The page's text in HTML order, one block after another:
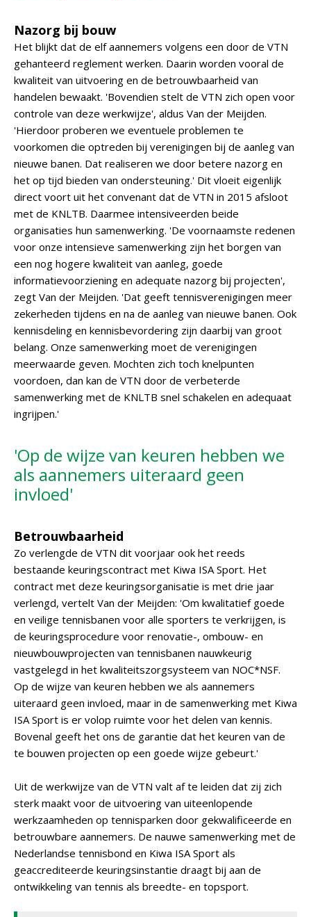
Nazorg bij bouw
Het blijkt dat de elf aannemers volgens een door de VTN
gehanteerd reglement werken. Daarin worden vooral de
kwaliteit van uitvoering en de betrouwbaarheid van
handelen bewaakt. 'Bovendien stelt de VTN zich open voor
controle van deze werkwijze', aldus Van der Meijden.
'Hierdoor proberen we eventuele problemen te
voorkomen die optreden bij verenigingen bij de aanleg van
nieuwe banen. Dat realiseren we door betere nazorg en
het op tijd bieden van ondersteuning.' Dit vloeit eigenlijk
direct voort uit het convenant dat de VTN in 2015 afsloot
met de KNLTB. Daarmee intensiveerden beide
organisaties hun samenwerking. 'De voornaamste redenen
voor onze intensieve samenwerking zijn het borgen van
een nog hogere kwaliteit van aanleg, goede
informatievoorziening en adequate nazorg bij projecten',
zegt Van der Meijden. 'Dat geeft tennisverenigingen meer
zekerheden tijdens en na de aanleg van nieuwe banen. Ook
kennisdeling en kennisbevordering zijn daarbij van groot
belang. Onze samenwerking moet de verenigingen
meerwaarde geven. Mochten zich toch knelpunten
voordoen, dan kan de VTN door de verbeterde
samenwerking met de KNLTB snel schakelen en adequaat
ingrijpen.'
'Op de wijze van keuren hebben we
als aannemers uiteraard geen
invloed'
Betrouwbaarheid
Zo verlengde de VTN dit voorjaar ook het reeds
bestaande keuringscontract met Kiwa ISA Sport. Het
contract met deze keuringsorganisatie is met drie jaar
verlengd, vertelt Van der Meijden: 'Om kwalitatief goede
en veilige tennisbanen voor alle sporters te verkrijgen, is
de keuringsprocedure voor renovatie-, ombouw- en
nieuwbouwprojecten van tennisbanen nauwkeurig
vastgelegd in het kwaliteitszorgsysteem van NOC*NSF.
Op de wijze van keuren hebben we als aannemers
uiteraard geen invloed, maar in de samenwerking met Kiwa
ISA Sport is er volop ruimte voor het delen van kennis.
Bovenal geeft het ons de garantie dat het keuren van de
te bouwen projecten op een goede wijze gebeurt.'
Uit de werkwijze van de VTN valt af te leiden dat zij zich
sterk maakt voor de uitvoering van uiteenlopende
werkzaamheden op tennisparken door gekwalificeerde en
betrouwbare aannemers. De nauwe samenwerking met de
Nederlandse tennisbond en Kiwa ISA Sport als
geaccrediteerde keuringsinstantie draagt bij aan de
ontwikkeling van tennis als breedte- en topsport.